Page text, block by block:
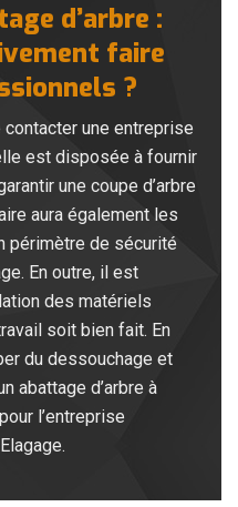
d’arbre :
faire
?
une entreprise
est disposée à fournir
une coupe d’arbre
aura également les
périmètre de sécurité
En outre, il est
des matériels
soit bien fait. En
du dessouchage et
abattage d’arbre à
l’entreprise